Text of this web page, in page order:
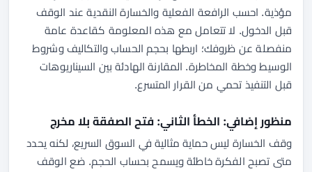
مؤذية. احسب الرافعة الفعلية والخسارة النقدية عند الوقف
قبل الدخول. لا تتعامل مع هذه المعلومة كقاعدة عامة
منفصلة عن ظروفك؛ اربطها بحجم الحساب والتكاليف وشروط
الوسيط وخطة المخاطرة. المقارنة الهادئة بين السيناريوهات
قبل التنفيذ تحمي من القرار المتسرع.
منظور إضافي: الخطأ الثاني: فتح الصفقة بلا مخرج
وقف الخسارة ليس حماية مثالية في السوق السريع، لكنه يحدد
متى تصبح الفكرة خاطئة ويسمح بحساب الحجم. ضع الوقف